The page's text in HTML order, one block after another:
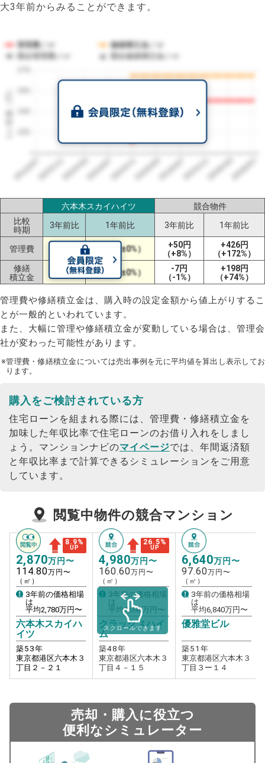
大3年前からみることができます。
1㎡単価（円）
管理費／㎡
修繕積立金／㎡
競合管理費／㎡
競合修繕積立金／㎡
2023/072023/112024/032024/072024/112025/032025/072025/112026/032026/07
六本木スカイハイツ
競合物件
比較
時期
3年前比 1年前比 3年前比 1年前比
管理費 ±0円（±0%）
+50円
（+8%）
+426円
（+172%）
修繕
積立金
ー ±0円（±0%）
-7円
（-1%）
+198円
（+74%）
管理費や修繕積立金は、購入時の設定金額から値上がりするこ
とが一般的といわれています。
また、大幅に管理や修繕積立金が変動している場合は、管理会
社が変わった可能性があります。
※管理費・修繕積立金については売出事例を元に平均値を算出し表示してお
ります。
購入をご検討されている方
住宅ローンを組まれる際には、管理費・修繕積立金を
加味した年収比率で住宅ローンのお借り入れをしまし
ょう。 マンションナビのマイページでは、年間返済額
と年収比率まで計算できるシミュレーションをご用意
しています。
閲覧中物件の競合マンション
8.9%
UP
2,870万円〜
114.80万円〜
（㎡）
3年前の価格相場
は
平均2,780万円〜
六本木スカイハ
イツ
築53年
東京都港区六本木３
丁目２－２１
26.5%
UP
4,980万円〜
160.60万円〜
（㎡）
3年前の価格相場
は
平均4,090万円〜
クラックスハイ
ム
築48年
東京都港区六本木３
丁目４－１５
6,640万円〜
97.60万円〜
（㎡）
3年前の価格相場
は
平均6,840万円〜
優雅堂ビル
築51 年
東京都港区六本木３
丁目３ー１４
スクロールできます
売却・購入に役立つ
便利なシミュレーター